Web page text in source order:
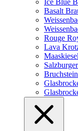
Ice Blue
Basalt
Rouge
Lava
Maaskiesel